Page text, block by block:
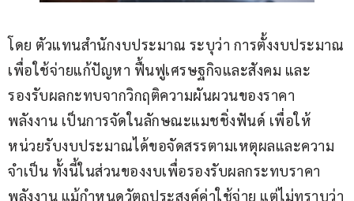
โดย ตัวแทนสำนักงบประมาณ ระบุว่า การตั้งงบประมาณ
เพื่อใช้จ่ายแก้ปัญหา ฟื้นฟูเศรษฐกิจและสังคม และ
รองรับผลกะทบจากวิกฤติความผันผวนของราคา
พลังงาน เป็นการจัดในลักษณะแมชชิ่งฟันด์ เพื่อให้
หน่วยรับงบประมาณได้ขอจัดสรรตามเหตุผลและความ
จำเป็น ทั้งนี้ในส่วนของงบเพื่อรองรับผลกระทบราคา
พลังงาน แม้กำหนดวัตถุประสงค์ค่าใช้จ่าย แต่ไม่ทราบว่า